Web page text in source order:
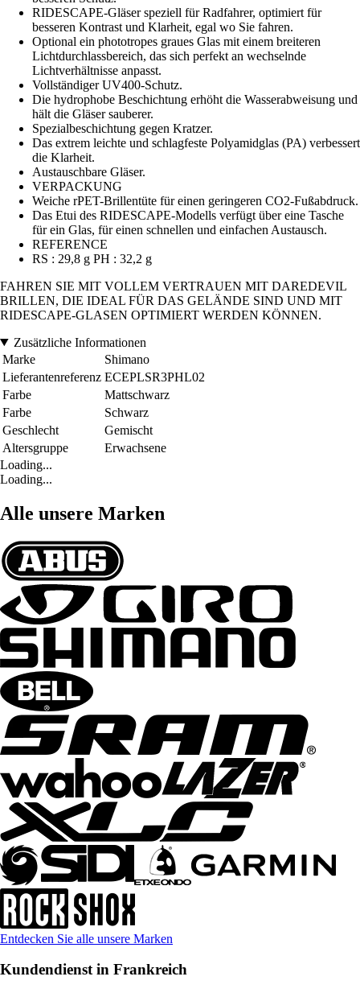
RIDESCAPE-Gläser speziell für Radfahrer, optimiert für
besseren Kontrast und Klarheit, egal wo Sie fahren.
Optional ein phototropes graues Glas mit einem breiteren
Lichtdurchlassbereich, das sich perfekt an wechselnde
Lichtverhältnisse anpasst.
Vollständiger UV400-Schutz.
Die hydrophobe Beschichtung erhöht die Wasserabweisung und
hält die Gläser sauberer.
Spezialbeschichtung gegen Kratzer.
Das extrem leichte und schlagfeste Polyamidglas (PA) verbessert
die Klarheit.
Austauschbare Gläser.
VERPACKUNG
Weiche rPET-Brillentüte für einen geringeren CO2-Fußabdruck.
Das Etui des RIDESCAPE-Modells verfügt über eine Tasche
für ein Glas, für einen schnellen und einfachen Austausch.
REFERENCE
RS : 29,8 g PH : 32,2 g
FAHREN SIE MIT VOLLEM VERTRAUEN MIT DAREDEVIL
BRILLEN, DIE IDEAL FÜR DAS GELÄNDE SIND UND MIT
RIDESCAPE-GLASEN OPTIMIERT WERDEN KÖNNEN.
Zusätzliche Informationen
Marke
Shimano
Lieferantenreferenz ECEPLSR3PHL02
Farbe
Mattschwarz
Farbe
Schwarz
Geschlecht
Gemischt
Altersgruppe
Erwachsene
Loading...
Loading...
Alle unsere Marken
Entdecken Sie alle unsere Marken
Kundendienst in Frankreich